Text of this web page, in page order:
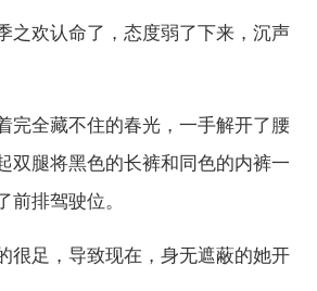
之欢认命了，态度弱了下来，沉声
完全藏不住的春光，一手解开了腰
双腿将黑色的长裤和同色的内裤一
前排驾驶位。
很足，导致现在，身无遮蔽的她开